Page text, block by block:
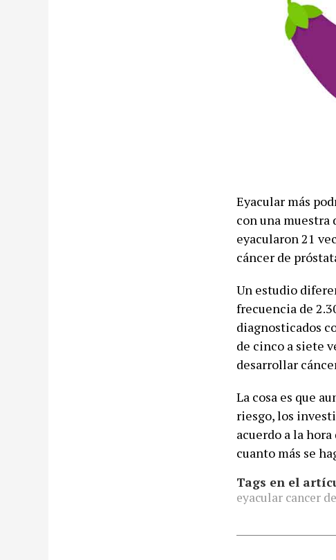
Eyacular más
con una muestra
eyacularon 21
cáncer de
Un estudio
frecuencia de
diagnosticados
de cinco a siete
desarrollar
La cosa es que
riesgo, los
acuerdo a la
cuanto más se
Tags en el
eyacular cancer